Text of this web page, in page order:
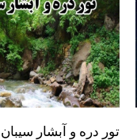
تور دره و آبشار